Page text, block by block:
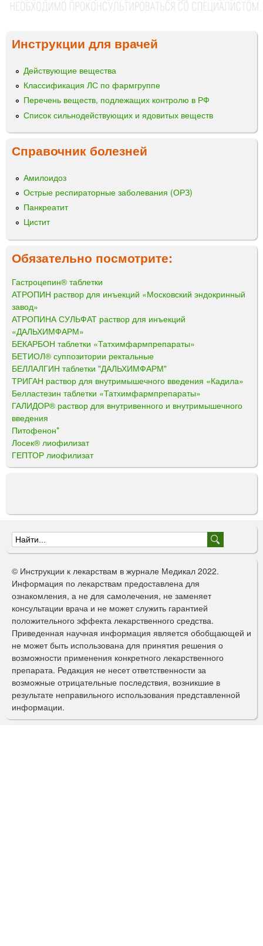
Инструкции для врачей
Действующие вещества
Классификация ЛС по фармгруппе
Перечень веществ, подлежащих контролю в РФ
Список сильнодействующих и ядовитых веществ
Справочник болезней
Амилоидоз
Острые респираторные заболевания (ОРЗ)
Панкреатит
Цистит
Обязательно посмотрите:
Гастроцепин® таблетки
АТРОПИН раствор для инъекций «Московский эндокринный
завод»
АТРОПИНА СУЛЬФАТ раствор для инъекций
«ДАЛЬХИМФАРМ»
БЕКАРБОН таблетки «Татхимфармпрепараты»
БЕТИОЛ® суппозитории ректальные
БЕЛЛАЛГИН таблетки "ДАЛЬХИМФАРМ"
ТРИГАН раствор для внутримышечного введения «Кадила»
Белластезин таблетки «Татхимфармпрепараты»
ГАЛИДОР® раствор для внутривенного и внутримышечного
введения
Питофенон*
Лосек® лиофилизат
ГЕПТОР лиофилизат
Ф
о
р
м
а
п
о
и
с
к
© Инструкции к лекарствам в журнале Медикал 2022.
Информация по лекарствам предоставлена для
ознакомления, а не для самолечения, не заменяет
консультации врача и не может служить гарантией
положительного эффекта лекарственного средства.
Приведенная научная информация является обобщающей и
не может быть использована для принятия решения о
возможности применения конкретного лекарственного
препарата. Редакция не несет ответственности за
возможные отрицательные последствия, возникшие в
результате неправильного использования представленной
информации.